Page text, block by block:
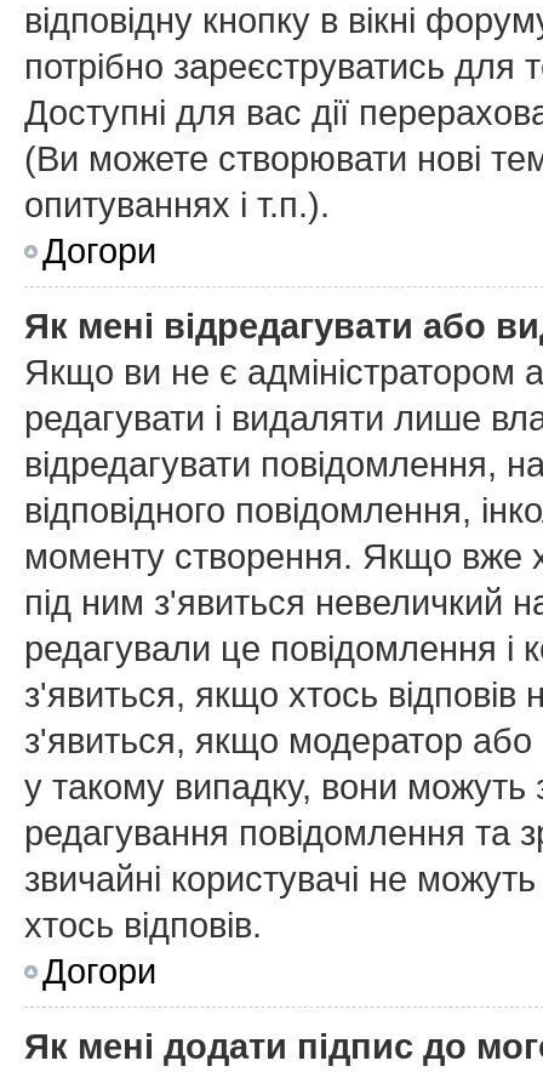
відповідну кнопку в вікні
потрібно зареєструватись для
Доступні для вас дії
(Ви можете створювати нові
опитуваннях і т.п.).
Догори
Як мені відредагувати або
Якщо ви не є
редагувати і видаляти лише
відредагувати повідомлення,
відповідного повідомлення,
моменту створення. Якщо вже
під ним з'явиться невеличкий
редагували це повідомлення і
з'явиться, якщо хтось
з'явиться, якщо модератор або
у такому випадку, вони
редагування повідомлення та
звичайні користувачі не
хтось відповів.
Догори
Як мені додати підпис до